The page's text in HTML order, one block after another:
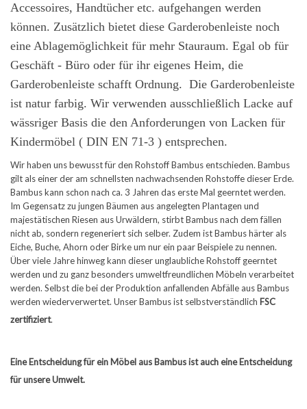
Accessoires, Handtücher etc. aufgehangen werden
können. Zusätzlich bietet diese Garderobenleiste noch
eine Ablagemöglichkeit für mehr Stauraum. Egal ob für
Geschäft - Büro oder für ihr eigenes Heim, die
Garderobenleiste schafft Ordnung. Die Garderobenleiste
ist natur farbig. Wir verwenden ausschließlich Lacke auf
wässriger Basis die den Anforderungen von Lacken für
Kindermöbel ( DIN EN 71-3 ) entsprechen.
Wir haben uns bewusst für den Rohstoff Bambus entschieden. Bambus
gilt als einer der am schnellsten nachwachsenden Rohstoffe dieser Erde.
Bambus kann schon nach ca. 3 Jahren das erste Mal geerntet werden.
Im Gegensatz zu jungen Bäumen aus angelegten Plantagen und
majestätischen Riesen aus Urwäldern, stirbt Bambus nach dem fällen
nicht ab, sondern regeneriert sich selber. Zudem ist Bambus härter als
Eiche, Buche, Ahorn oder Birke um nur ein paar Beispiele zu nennen.
Über viele Jahre hinweg kann dieser unglaubliche Rohstoff geerntet
werden und zu ganz besonders umweltfreundlichen Möbeln verarbeitet
werden. Selbst die bei der Produktion anfallenden Abfälle aus Bambus
werden wiederverwertet. Unser Bambus ist selbstverständlich FSC
zertifiziert.
Eine Entscheidung für ein Möbel aus Bambus ist auch eine Entscheidung
für unsere Umwelt.